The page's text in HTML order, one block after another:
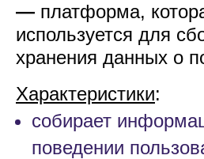
— платформа,
используется для
хранения данных о
Характеристики:
собирает
поведении